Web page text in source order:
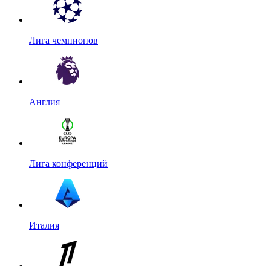
Лига чемпионов
Англия
Лига конференций
Италия